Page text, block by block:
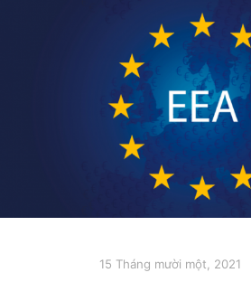
15 Tháng mười một, 2021